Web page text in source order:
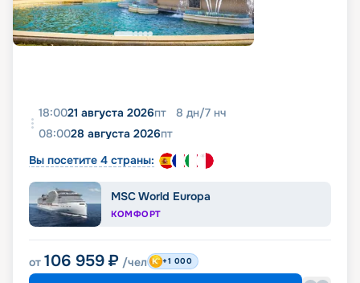
18:0021 августа 2026пт 8 дн/7 нч
08:0028 августа 2026пт
Вы посетите 4 страны:
MSC World Europa
КОМФОРТ
от 106 959 ₽ /чел +1 000